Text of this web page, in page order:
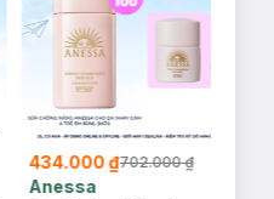
434.000 ₫702.000 ₫
Anessa